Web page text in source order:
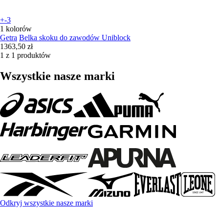
+-3
1 kolorów
Getra Belka skoku do zawodów Uniblock
1363,50 zł
1 z 1 produktów
Wszystkie nasze marki
Odkryj wszystkie nasze marki